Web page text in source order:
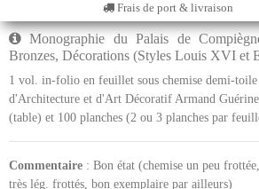
Frais de port & livraison
Monographie du Palais de
Bronzes, Décorations (Styles Louis XVI et
1 vol. in-folio en feuillet sous chemise demi-
d'Architecture et d'Art Décoratif Armand
(table) et 100 planches (2 ou 3 planches par
Commentaire : Bon état (chemise un peu
très lég. frottés, bon exemplaire par ailleurs)